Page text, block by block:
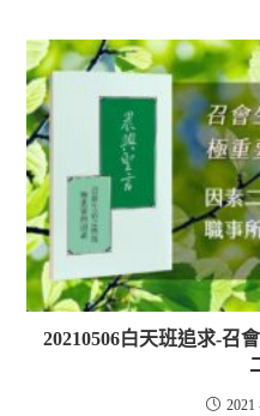
20210506白天班追求-召
2021